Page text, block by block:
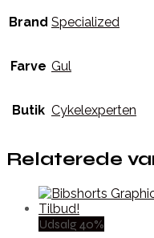
Brand Specialized
Farve Gul
Butik Cykelexperten
Relaterede
Udsalg 40%